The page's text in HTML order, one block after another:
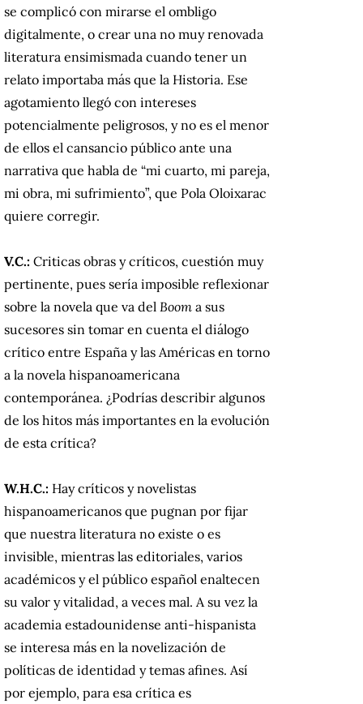
se complicó con mirarse el ombligo
digitalmente, o crear una no muy renovada
literatura ensimismada cuando tener un
relato importaba más que la Historia. Ese
agotamiento llegó con intereses
potencialmente peligrosos, y no es el menor
de ellos el cansancio público ante una
narrativa que habla de “mi cuarto, mi pareja,
mi obra, mi sufrimiento”, que Pola Oloixarac
quiere corregir.
V.C.: Criticas obras y críticos, cuestión muy
pertinente, pues sería imposible reflexionar
sobre la novela que va del Boom a sus
sucesores sin tomar en cuenta el diálogo
crítico entre España y las Américas en torno
a la novela hispanoamericana
contemporánea. ¿Podrías describir algunos
de los hitos más importantes en la evolución
de esta crítica?
W.H.C.: Hay críticos y novelistas
hispanoamericanos que pugnan por fijar
que nuestra literatura no existe o es
invisible, mientras las editoriales, varios
académicos y el público español enaltecen
su valor y vitalidad, a veces mal. A su vez la
academia estadounidense anti-hispanista
se interesa más en la novelización de
políticas de identidad y temas afines. Así
por ejemplo, para esa crítica es